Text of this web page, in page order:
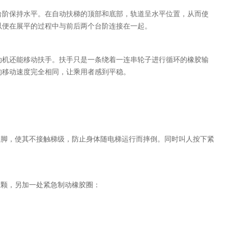
持水平。在自动扶梯的顶部和底部，轨道呈水平位置，从而使
在展平的过程中与前后两个台阶连接在一起。
能移动扶手。扶手只是一条绕着一连串轮子进行循环的橡胶输
动速度完全相同，让乘用者感到平稳。
使其不接触梯级，防止身体随电梯运行而摔倒。同时叫人按下紧
另加一处紧急制动橡胶圈：